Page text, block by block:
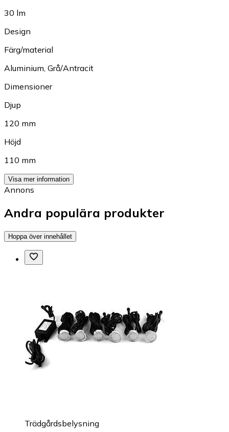
30 lm
Design
Färg/material
Aluminium, Grå/Antracit
Dimensioner
Djup
120 mm
Höjd
110 mm
Visa mer information
Annons
Andra populära produkter
Hoppa över innehållet
Trädgårdsbelysning